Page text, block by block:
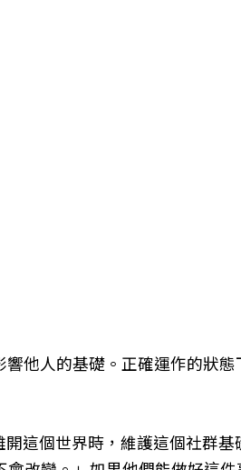
他人的基礎。正確運作的狀
個世界時，維護這個社群基